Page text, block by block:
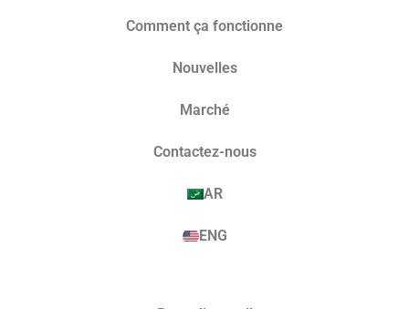
Comment ça fonctionne
Nouvelles
Marché​
Contactez-nous
AR
ENG